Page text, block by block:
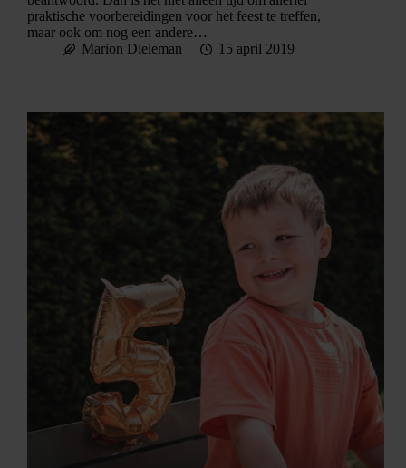
praktische voorbereidingen voor het feest te treffen,
maar ook om nog een andere…
Marion Dieleman
15 april 2019